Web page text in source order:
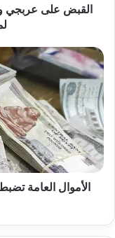
ي
و
ا
ل
ت
ح
ف
ظ
ع
القبض على عربجي
ا
ل
أ
م
و
ا
ل
ا
ل